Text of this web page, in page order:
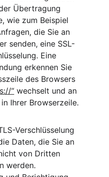
Übertragung
wie zum Beispiel
die Sie an
senden, eine SSL-
Eine
erkennen Sie
des Browsers
“ wechselt und an
Ihrer Browserzeile.
Verschlüsselung
Daten, die Sie an
von Dritten
werden.